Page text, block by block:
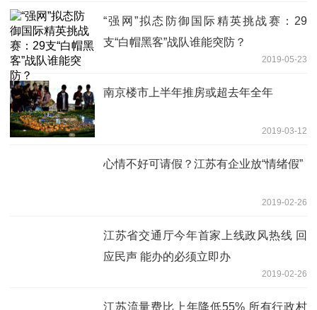
“强网”拟态防御国际精英挑战赛：29
支“白帽黑客”战队谁能突防？
2019-05-23
南京楼市上半年推房或超去年全年
2019-03-12
心情不好可请假？江苏有企业放“情绪假”
2019-02-26
江苏省交通厅今年首家上线政风热线 回
应民声 能办的必须立即办
2019-02-26
江苏流量费比上年降低55% 所有行政村